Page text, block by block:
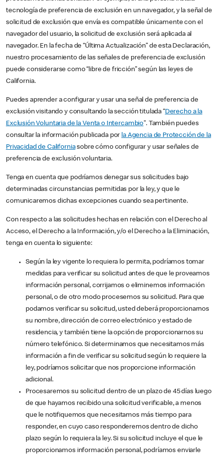
tecnología de preferencia de exclusión en un navegador, y la señal de
solicitud de exclusión que envía es compatible únicamente con el
navegador del usuario, la solicitud de exclusión será aplicada al
navegador. En la fecha de “Última Actualización” de esta Declaración,
nuestro procesamiento de las señales de preferencia de exclusión
puede considerarse como “libre de fricción” según las leyes de
California.
Puedes aprender a configurar y usar una señal de preferencia de
exclusión visitando y consultando la sección titulada “Derecho a la
Exclusión Voluntaria de la Venta o Intercambio". También puedes
consultar la información publicada por la Agencia de Protección de la
Privacidad de Californiasobre cómo configurar y usar señales de
preferencia de exclusión voluntaria.
Tenga en cuenta que podríamos denegar sus solicitudes bajo
determinadas circunstancias permitidas por la ley, y que le
comunicaremos dichas excepciones cuando sea pertinente.
Con respecto a las solicitudes hechas en relación con el Derecho al
Acceso, el Derecho a la Información, y/o el Derecho a la Eliminación,
tenga en cuenta lo siguiente:
Según la ley vigente lo requiera lo permita, podríamos tomar
medidas para verificar su solicitud antes de que le proveamos
información personal, corrijamos o eliminemos información
personal, o de otro modo procesemos su solicitud. Para que
podamos verificar su solicitud, usted deberá proporcionarnos
su nombre, dirección de correo electrónico y estado de
residencia, y también tiene la opción de proporcionarnos su
número telefónico. Si determinamos que necesitamos más
información a fin de verificar su solicitud según lo requiere la
ley, podríamos solicitar que nos proporcione información
adicional.
Procesaremos su solicitud dentro de un plazo de 45 días luego
de que hayamos recibido una solicitud verificable, a menos
que le notifiquemos que necesitamos más tiempo para
responder, en cuyo caso responderemos dentro de dicho
plazo según lo requiera la ley. Si su solicitud incluye el que le
proporcionamos información personal, podríamos enviarle